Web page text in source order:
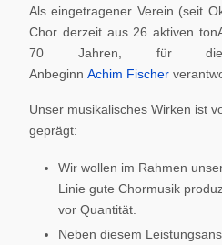
Als eingetragener Verein (seit
Chor derzeit aus 26 aktiven
70 Jahren, für die
Anbeginn Achim Fischer
Unser musikalisches Wirken ist
geprägt:
Wir wollen im Rahmen
Linie gute Chormusik
vor Quantität.
Neben diesem